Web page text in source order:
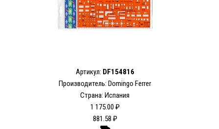
Артикул: DF154816
Производитель: Domingo Ferrer
Страна: Испания
1 175.00 ₽
881.58 ₽